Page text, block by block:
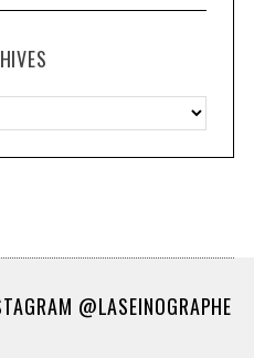
@LASEINOGRAPHE